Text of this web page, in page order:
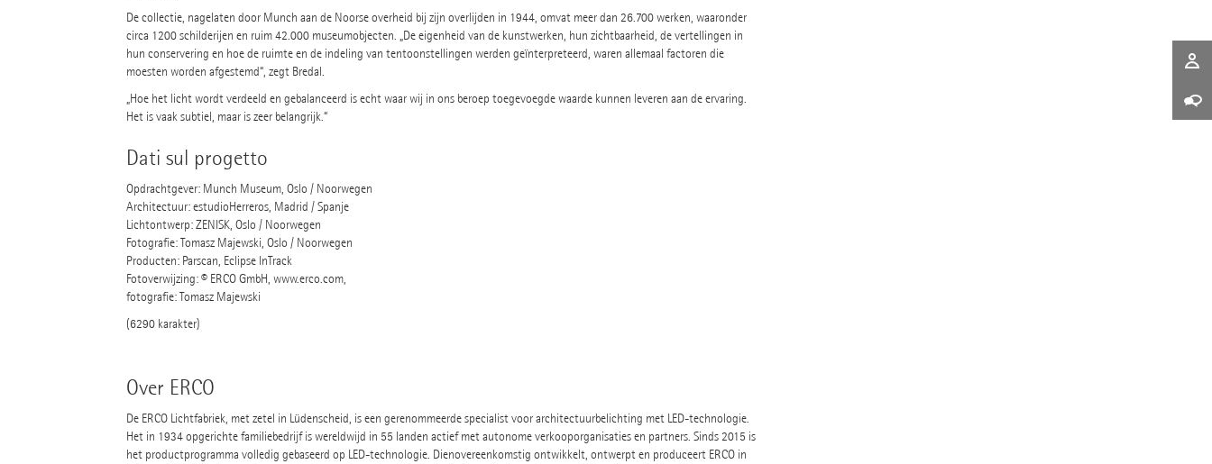
De collectie, nagelaten door Munch aan de Noorse overheid bij zijn overlijden in 1944, omvat meer dan 26.700 werken, waaronder
circa 1200 schilderijen en ruim 42.000 museumobjecten. „De eigenheid van de kunstwerken, hun zichtbaarheid, de vertellingen in
hun conservering en hoe de ruimte en de indeling van tentoonstellingen werden geïnterpreteerd, waren allemaal factoren die
moesten worden afgestemd“, zegt Bredal.
„Hoe het licht wordt verdeeld en gebalanceerd is echt waar wij in ons beroep toegevoegde waarde kunnen leveren aan de ervaring.
Het is vaak subtiel, maar is zeer belangrijk.“
Dati sul progetto
Opdrachtgever: Munch Museum, Oslo / Noorwegen
Architectuur: estudioHerreros, Madrid / Spanje
Lichtontwerp: ZENISK, Oslo / Noorwegen
Fotografie: Tomasz Majewski, Oslo / Noorwegen
Producten: Parscan, Eclipse InTrack
Fotoverwijzing: © ERCO GmbH, www.erco.com,
fotografie: Tomasz Majewski
(6290 karakter)
Over ERCO
De ERCO Lichtfabriek, met zetel in Lüdenscheid, is een gerenommeerde specialist voor architectuurbelichting met LED-technologie.
Het in 1934 opgerichte familiebedrijf is wereldwijd in 55 landen actief met autonome verkooporganisaties en partners. Sinds 2015 is
het productprogramma volledig gebaseerd op LED-technologie. Dienovereenkomstig ontwikkelt, ontwerpt en produceert ERCO in